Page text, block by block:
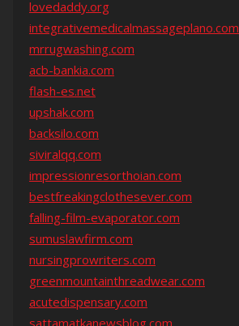
lovedaddy.org
integrativemedicalmassageplano.com
mrrugwashing.com
acb-bankia.com
flash-es.net
upshak.com
backsilo.com
siviralqq.com
impressionresorthoian.com
bestfreakingclothesever.com
falling-film-evaporator.com
sumuslawfirm.com
nursingprowriters.com
greenmountainthreadwear.com
acutedispensary.com
sattamatkanewsblog.com